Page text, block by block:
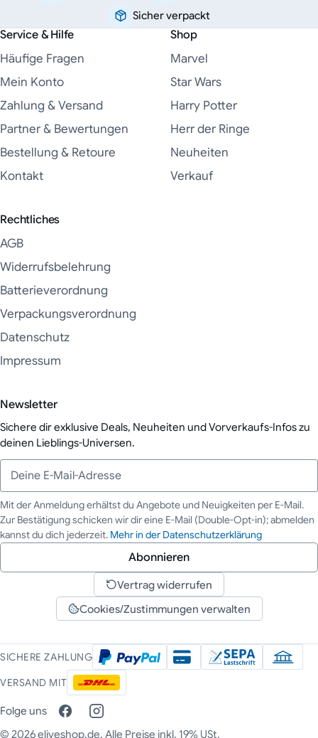
Sicher verpackt
Service & Hilfe
Häufige Fragen
Mein Konto
Zahlung & Versand
Partner & Bewertungen
Bestellung & Retoure
Kontakt
Shop
Marvel
Star Wars
Harry Potter
Herr der Ringe
Neuheiten
Verkauf
Rechtliches
AGB
Widerrufsbelehrung
Batterieverordnung
Verpackungsverordnung
Datenschutz
Impressum
Newsletter
Sichere dir exklusive Deals, Neuheiten und Vorverkaufs-Infos zu
deinen Lieblings-Universen.
Deine E-Mail-Adresse
Mit der Anmeldung erhältst du Angebote und Neuigkeiten per E-Mail.
Zur Bestätigung schicken wir dir eine E-Mail (Double-Opt-in); abmelden
kannst du dich jederzeit. Mehr in der Datenschutzerklärung
Abonnieren
Vertrag widerrufen
Cookies/Zustimmungen verwalten
SICHERE ZAHLUNG
VERSAND MIT
Folge uns
© 2026 eliveshop.de. Alle Preise inkl. 19% USt.